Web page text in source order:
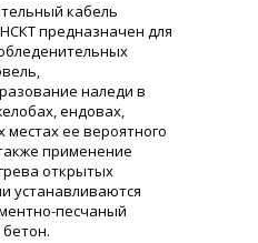
кабель
предназначен для
наледи в
ендовах,
местах ее вероятного
применение
открытых
устанавливаются
песчаный